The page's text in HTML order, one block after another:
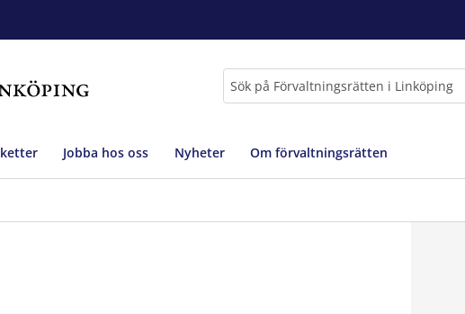
Jobba hos oss Nyheter Om förvaltningsrätten